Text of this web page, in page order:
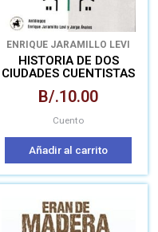
ENRIQUE JARAMILLO LEVI
HISTORIA DE DOS
CIUDADES CUENTISTAS
SALVADOR
B/.10.00
Cuento
Añadir al carrito